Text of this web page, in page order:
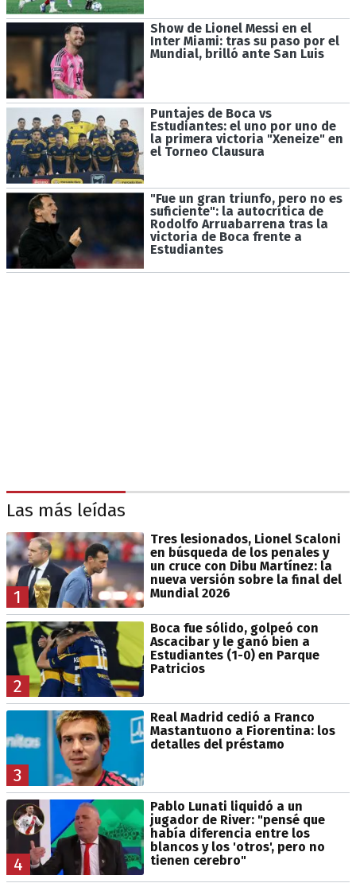
Show de Lionel Messi en el
Inter Miami: tras su paso por el
Mundial, brilló ante San Luis
Puntajes de Boca vs
Estudiantes: el uno por uno de
la primera victoria "Xeneize" en
el Torneo Clausura
"Fue un gran triunfo, pero no es
suficiente": la autocrítica de
Rodolfo Arruabarrena tras la
victoria de Boca frente a
Estudiantes
Las más leídas
1
Tres lesionados, Lionel Scaloni
en búsqueda de los penales y
un cruce con Dibu Martínez: la
nueva versión sobre la final del
Mundial 2026
2
Boca fue sólido, golpeó con
Ascacibar y le ganó bien a
Estudiantes (1-0) en Parque
Patricios
3
Real Madrid cedió a Franco
Mastantuono a Fiorentina: los
detalles del préstamo
4
Pablo Lunati liquidó a un
jugador de River: "pensé que
había diferencia entre los
blancos y los 'otros', pero no
tienen cerebro"